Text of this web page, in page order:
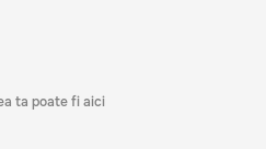
ta poate fi aici